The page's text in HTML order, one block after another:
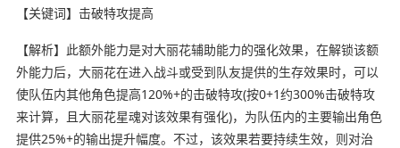
【关键词】击破特攻提高
【解析】此额外能力是对大丽花辅助能力的强化效果，在解锁该额
外能力后，大丽花在进入战斗或受到队友提供的生存效果时，可以
使队伍内其他角色提高120%+的击破特攻(按0+1约300%击破特攻
来计算，且大丽花星魂对该效果有强化)，为队伍内的主要输出角色
提供25%+的输出提升幅度。不过，该效果若要持续生效，则对治